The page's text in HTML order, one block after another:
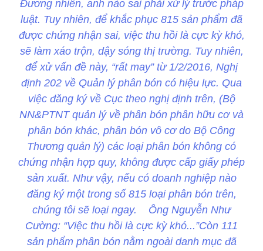
Đương nhiên, anh nào sai phải xử lý trước pháp
luật. Tuy nhiên, để khắc phục 815 sản phẩm đã
được chứng nhận sai, việc thu hồi là cực kỳ khó,
sẽ làm xáo trộn, dậy sóng thị trường. Tuy nhiên,
để xử vấn đề này, “rất may” từ 1/2/2016, Nghị
định 202 về Quản lý phân bón có hiệu lực. Qua
việc đăng ký về Cục theo nghị định trên, (Bộ
NN&PTNT quản lý về phân bón phân hữu cơ và
phân bón khác, phân bón vô cơ do Bộ Công
Thương quản lý) các loại phân bón không có
chứng nhận hợp quy, không được cấp giấy phép
sản xuất. Như vậy, nếu có doanh nghiệp nào
đăng ký một trong số 815 loại phân bón trên,
chúng tôi sẽ loại ngay. Ông Nguyễn Như
Cường: “Việc thu hồi là cực kỳ khó...”Còn 111
sản phẩm phân bón nằm ngoài danh mục đã